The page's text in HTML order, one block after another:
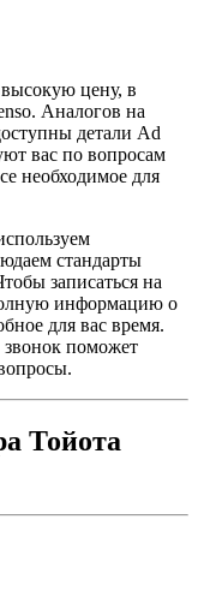
цену, в
Аналогов на
детали Ad
вас по вопросам
необходимое для
стандарты
записаться на
информацию о
для вас время.
поможет
Тойота